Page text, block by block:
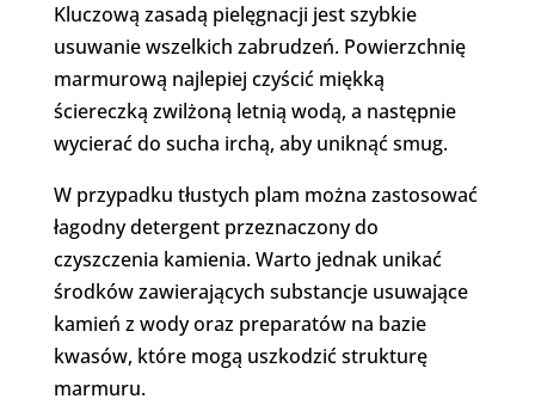
Kluczową zasadą pielęgnacji jest szybkie
usuwanie wszelkich zabrudzeń. Powierzchnię
marmurową najlepiej czyścić miękką
ściereczką zwilżoną letnią wodą, a następnie
wycierać do sucha irchą, aby uniknąć smug.
W przypadku tłustych plam można zastosować
łagodny detergent przeznaczony do
czyszczenia kamienia. Warto jednak unikać
środków zawierających substancje usuwające
kamień z wody oraz preparatów na bazie
kwasów, które mogą uszkodzić strukturę
marmuru.